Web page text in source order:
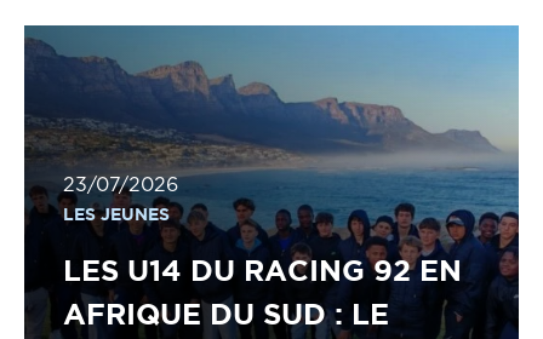
23/07/2026
LES JEUNES
LES U14 DU RACING 92 EN
AFRIQUE DU SUD : LE